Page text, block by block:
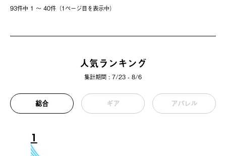
93件中 1 〜 40件（1ページ⽬を表⽰中）
人気ランキング
集計期間 : 7/23 - 8/6
総合 ギア アパレル
1